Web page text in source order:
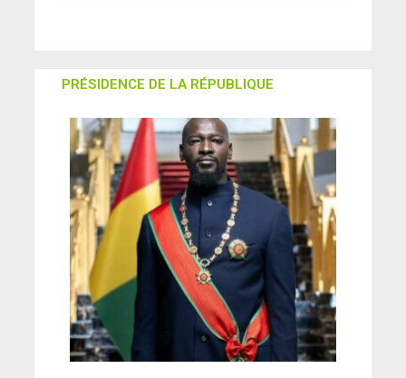
PRÉSIDENCE DE LA RÉPUBLIQUE